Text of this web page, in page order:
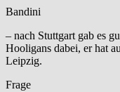
Bandini
– nach Stuttgart gab es
Hooligans dabei, er hat
Leipzig.
Frage